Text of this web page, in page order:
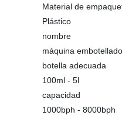
Material de
Plástico
nombre
máquina
botella adecuada
100ml - 5l
capacidad
1000bph - 8000bph